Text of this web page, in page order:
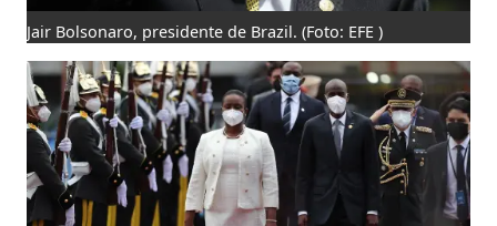
Jair Bolsonaro, presidente de Brazil.(Foto: EFE )